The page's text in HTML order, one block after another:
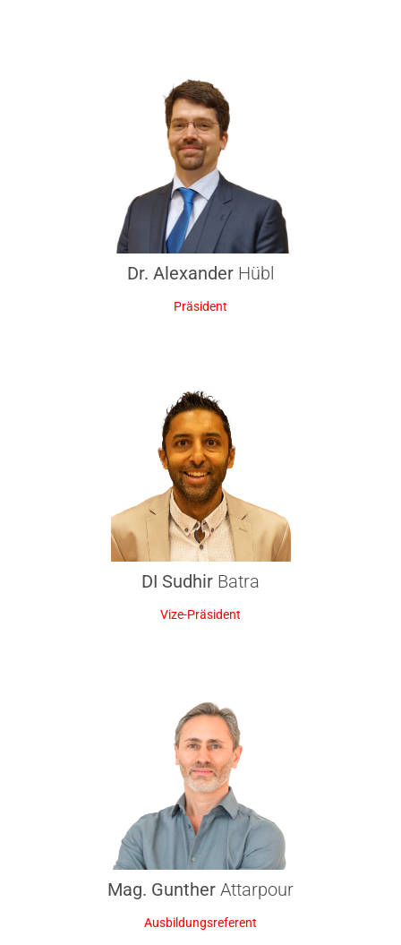
Dr. AlexanderHübl
Präsident
DI Sudhir Batra
Vize-Präsident
Mag. Gunther Attarpour
Ausbildungsreferent